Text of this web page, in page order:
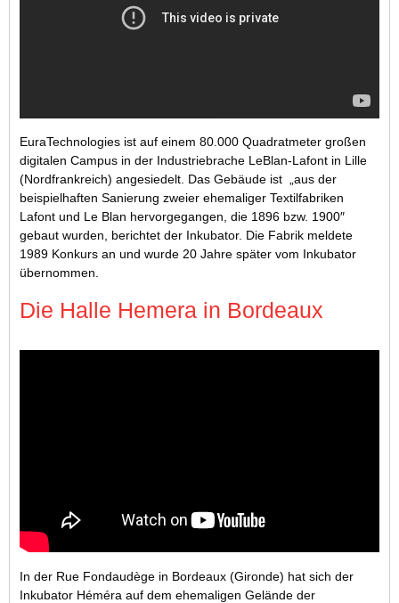
EuraTechnologies ist auf einem 80.000 Quadratmeter großen
digitalen Campus in der Industriebrache LeBlan-Lafont in Lille
(Nordfrankreich) angesiedelt. Das Gebäude ist „aus der
beispielhaften Sanierung zweier ehemaliger Textilfabriken
Lafont und Le Blan hervorgegangen, die 1896 bzw. 1900″
gebaut wurden, berichtet der Inkubator. Die Fabrik meldete
1989 Konkurs an und wurde 20 Jahre später vom Inkubator
übernommen.
Die Halle Hemera in Bordeaux
In der Rue Fondaudège in Bordeaux (Gironde) hat sich der
Inkubator Héméra auf dem ehemaligen Gelände der